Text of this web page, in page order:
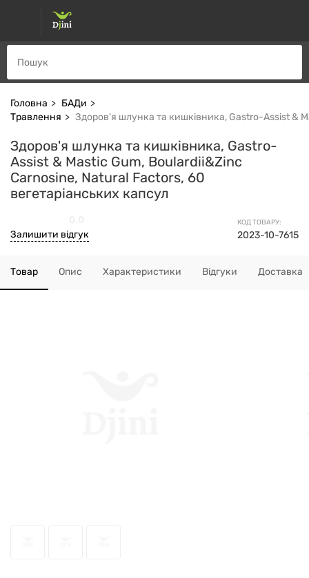
Головна
БАДи
Травлення
Здоров'я шлунка та кишківника, Gastro-Assist &
Здоров'я шлунка та кишківника, Gastro-
Assist & Mastic Gum, Boulardii&Zinc
Carnosine, Natural Factors, 60
вегетаріанських капсул
КОД ТОВАРУ:
2023-10-7615
Залишити відгук
Товар Опис Характеристики Відгуки Доставка